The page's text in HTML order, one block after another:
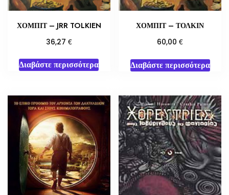
ΧΟΜΠΙΤ – JRR TOLKIEN
36,27 €
Διαβάστε περισσότερα
ΧΟΜΠΙΤ – ΤΟΛΚΙΝ
60,00€
Διαβάστε περισσότερα